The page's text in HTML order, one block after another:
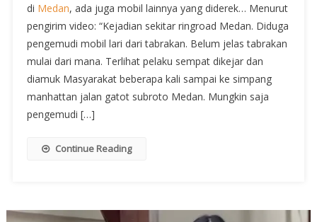
di Medan, ada juga mobil lainnya yang diderek… Menurut
pengirim video: “Kejadian sekitar ringroad Medan. Diduga
pengemudi mobil lari dari tabrakan. Belum jelas tabrakan
mulai dari mana. Terlihat pelaku sempat dikejar dan
diamuk Masyarakat beberapa kali sampai ke simpang
manhattan jalan gatot subroto Medan. Mungkin saja
pengemudi […]
Continue Reading